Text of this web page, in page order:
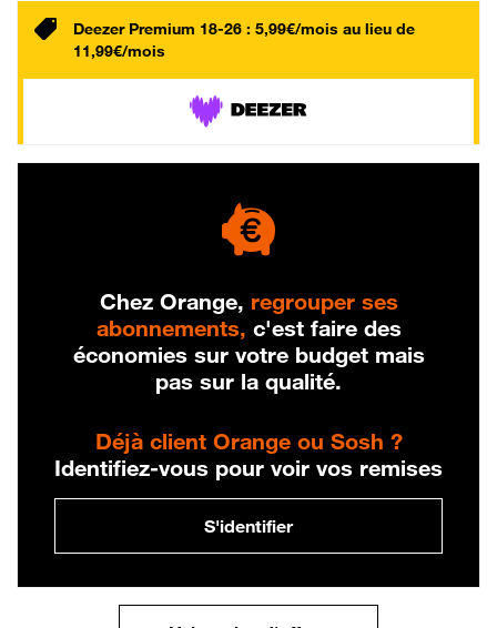
Deezer Premium 18-26 : 5,99€/mois au lieu de
11,99€/mois
Chez Orange, regrouper ses
abonnements, c'est faire des
économies sur votre budget mais
pas sur la qualité.
Déjà client Orange ou Sosh ?
Identifiez-vous pour voir vos remises
S'identifier